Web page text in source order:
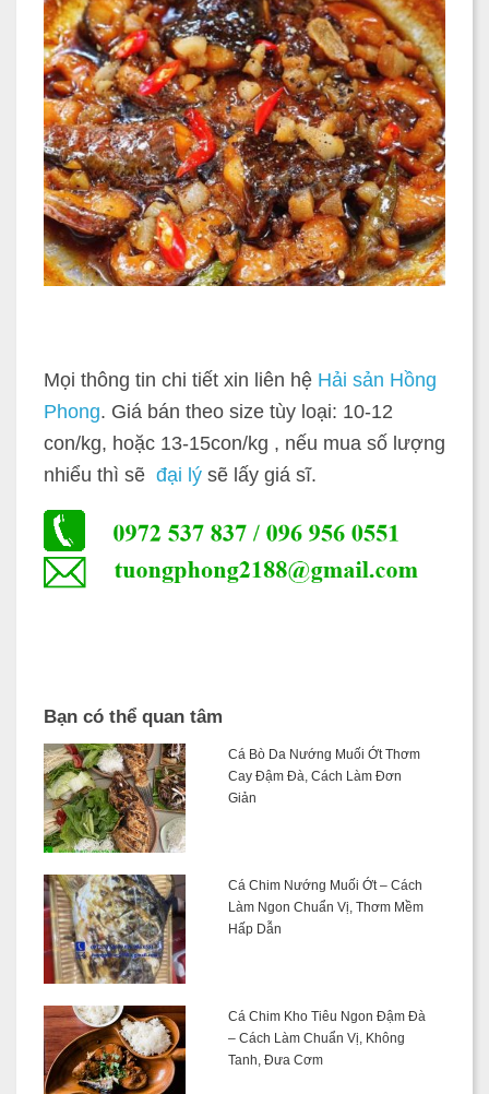
Mọi thông tin chi tiết xin liên hệ Hải sản Hồng
Phong. Giá bán theo size tùy loại: 10-12
con/kg, hoặc 13-15con/kg , nếu mua số lượng
nhiểu thì sẽ đại lý sẽ lấy giá sĩ.
Bạn có thể quan tâm
Cá Bò Da Nướng Muối Ớt Thơm
Cay Đậm Đà, Cách Làm Đơn
Giản
Cá Chim Nướng Muối Ớt – Cách
Làm Ngon Chuẩn Vị, Thơm Mềm
Hấp Dẫn
Cá Chim Kho Tiêu Ngon Đậm Đà
– Cách Làm Chuẩn Vị, Không
Tanh, Đưa Cơm